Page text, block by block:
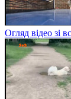
Огляд відео зі